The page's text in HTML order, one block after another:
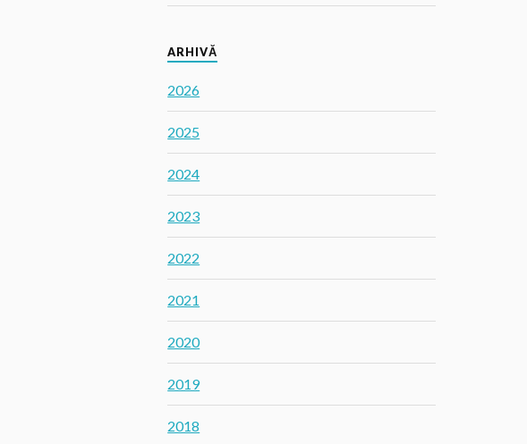
ARHIVĂ
2026
2025
2024
2023
2022
2021
2020
2019
2018